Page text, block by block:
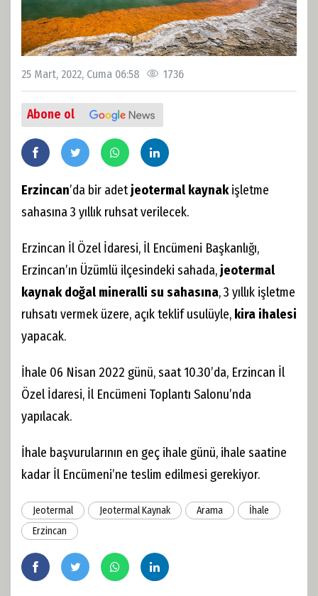
25 Mart, 2022, Cuma 06:58 1736
Abone ol
Erzincan’da bir adetjeotermal kaynakişletme
sahasına 3 yıllık ruhsat verilecek.
Erzincan İl Özel İdaresi, İl Encümeni Başkanlığı,
Erzincan’ın Üzümlü ilçesindeki sahada, jeotermal
kaynak doğal mineralli su sahasına, 3 yıllık işletme
ruhsatı vermek üzere, açık teklif usulüyle, kira ihalesi
yapacak.
İhale 06 Nisan 2022 günü, saat 10.30’da, Erzincan İl
Özel İdaresi, İl Encümeni Toplantı Salonu’nda
yapılacak.
İhale başvurularının en geç ihale günü, ihale saatine
kadar İl Encümeni’ne teslim edilmesi gerekiyor.
Jeotermal Jeotermal Kaynak Arama
İhale
Erzincan